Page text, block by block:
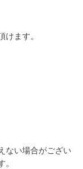
ます。
ない場合がござい